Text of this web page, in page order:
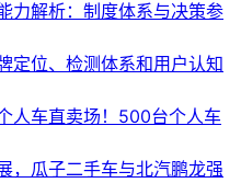
力解析：制度体系与决策参
定位、检测体系和用户认知
人车直卖场！500台个人车
，瓜子二手车与北汽鹏龙强